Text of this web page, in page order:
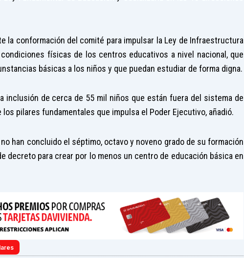
la conformación del comité para impulsar la Ley de Infraestructura
físicas de los centros educativos a nivel nacional, que
básicas a los niños y que puedan estudiar de forma digna.
inclusión de cerca de 55 mil niños que están fuera del sistema de
pilares fundamentales que impulsa el Poder Ejecutivo, añadió.
han concluido el séptimo, octavo y noveno grado de su formación
decreto para crear por lo menos un centro de educación básica en